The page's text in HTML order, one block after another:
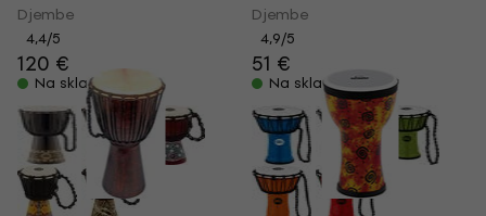
Djembe
4,4/5
120 €
Na skladištu
Djembe
4,9/5
51 €
Na skladištu